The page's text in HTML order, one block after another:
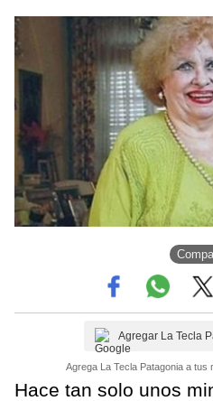
Agregar La Tecla
Agrega La Tecla Patagonia a tus
Hace tan solo unos